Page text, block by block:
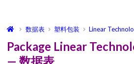
数据表 塑料包装 Linear
Package Linear
— 数据表